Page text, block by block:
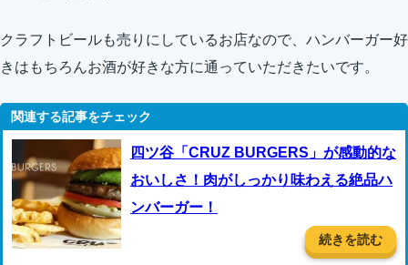
クラフトビールも売りにしているお店なので、ハンバーガー好
きはもちろんお酒が好きな方に通っていただきたいです。
四ツ谷「CRUZ BURGERS」が感動的な
おいしさ！肉がしっかり味わえる絶品ハ
ンバーガー！
続きを読む